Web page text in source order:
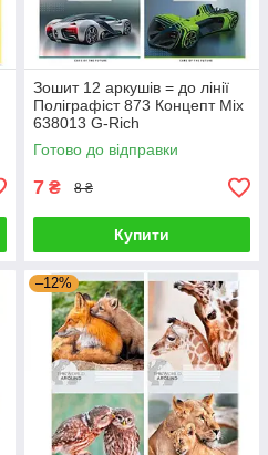
Зошит 12 аркушів = до лінії
Поліграфіст 873 Концепт Mix
638013 G-Rich
Готово до відправки
7 ₴ 8 ₴
Купити
–12%